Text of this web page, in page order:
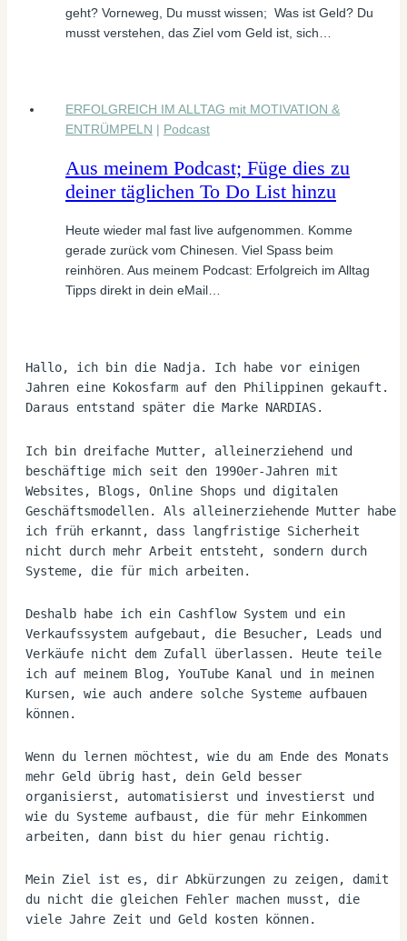
geht? Vorneweg, Du musst wissen; Was ist Geld? Du
musst verstehen, das Ziel vom Geld ist, sich…
ERFOLGREICH IM ALLTAG mit MOTIVATION &
ENTRÜMPELN | Podcast
Aus meinem Podcast; Füge dies zu
deiner täglichen To Do List hinzu
Heute wieder mal fast live aufgenommen. Komme
gerade zurück vom Chinesen. Viel Spass beim
reinhören. Aus meinem Podcast: Erfolgreich im Alltag
Tipps direkt in dein eMail…
Hallo, ich bin die Nadja. Ich habe vor einigen
Jahren eine Kokosfarm auf den Philippinen gekauft.
Daraus entstand später die Marke NARDIAS.
Ich bin dreifache Mutter, alleinerziehend und
beschäftige mich seit den 1990er-Jahren mit
Websites, Blogs, Online Shops und digitalen
Geschäftsmodellen. Als alleinerziehende Mutter habe
ich früh erkannt, dass langfristige Sicherheit
nicht durch mehr Arbeit entsteht, sondern durch
Systeme, die für mich arbeiten.
Deshalb habe ich ein Cashflow System und ein
Verkaufssystem aufgebaut, die Besucher, Leads und
Verkäufe nicht dem Zufall überlassen. Heute teile
ich auf meinem Blog, YouTube Kanal und in meinen
Kursen, wie auch andere solche Systeme aufbauen
können.
Wenn du lernen möchtest, wie du am Ende des Monats
mehr Geld übrig hast, dein Geld besser
organisierst, automatisierst und investierst und
wie du Systeme aufbaust, die für mehr Einkommen
arbeiten, dann bist du hier genau richtig.
Mein Ziel ist es, dir Abkürzungen zu zeigen, damit
du nicht die gleichen Fehler machen musst, die
viele Jahre Zeit und Geld kosten können.